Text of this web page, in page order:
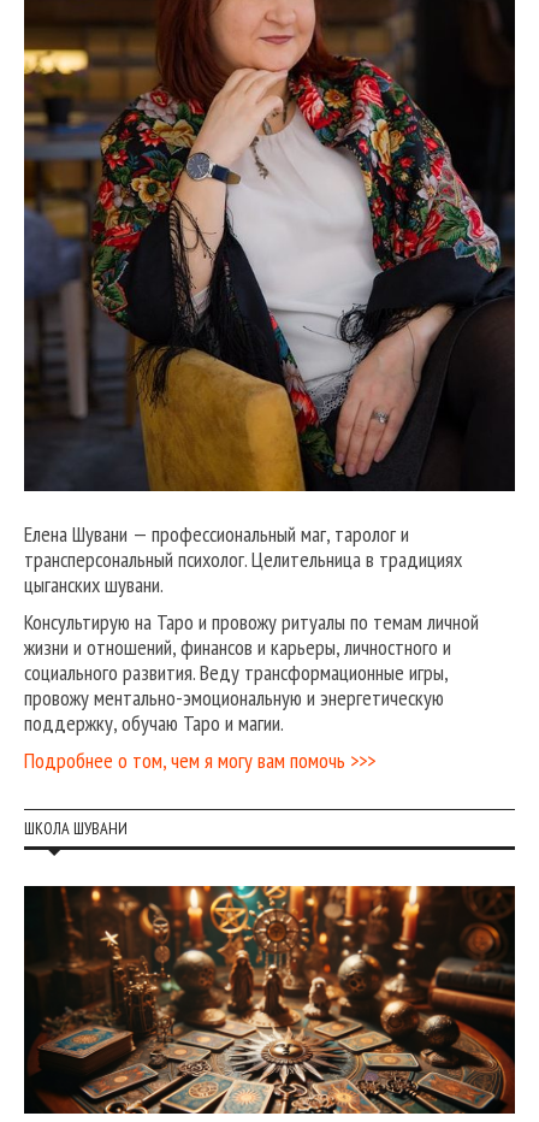
Елена Шувани — профессиональный маг, таролог и
трансперсональный психолог. Целительница в традициях
цыганских шувани.
Консультирую на Таро и провожу ритуалы по темам личной
жизни и отношений, финансов и карьеры, личностного и
социального развития. Веду трансформационные игры,
провожу ментально-эмоциональную и энергетическую
поддержку, обучаю Таро и магии.
Подробнее о том, чем я могу вам помочь >>>
ШКОЛА ШУВАНИ